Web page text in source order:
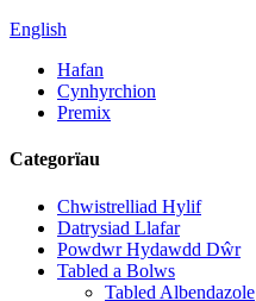
English
Hafan
Cynhyrchion
Premix
Categorïau
Chwistrelliad Hylif
Datrysiad Llafar
Powdwr Hydawdd Dŵr
Tabled a Bolws
Tabled Albendazole